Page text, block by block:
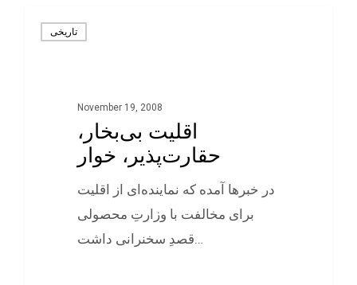
تاريخی
November 19, 2008
اقلیت بی‌بخار،
حقارت‌پذیر، خوار
در خبرها آمده که نماینده‌ای از اقلیت
برای مخالفت با وزارتِ محصولی
قصدِ سخنرانی داشت…